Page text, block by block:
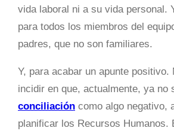
vida laboral ni a su vida personal.
para todos los miembros del
padres, que no son familiares.
Y, para acabar un apunte positivo.
incidir en que, actualmente, ya no
conciliación como algo negativo,
planificar los Recursos Humanos.